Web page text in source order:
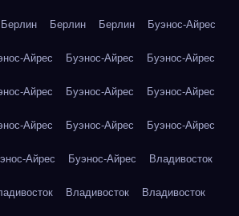
Берлин Берлин Берлин Буэнос-Айрес
Айрес Буэнос-Айрес Буэнос-Айрес
Айрес Буэнос-Айрес Буэнос-Айрес
Айрес Буэнос-Айрес Буэнос-Айрес
Айрес Буэнос-Айрес Владивосток
Владивосток Владивосток